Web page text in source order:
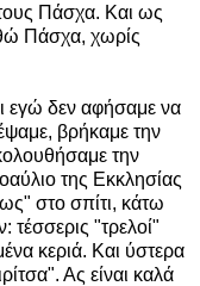
τους Πάσχα. Και ως
Πάσχα, χωρίς
εγώ δεν αφήσαμε να
βρήκαμε την
την
της Εκκλησίας
στο σπίτι, κάτω
"τρελοί"
κεριά. Και ύστερα
Ας είναι καλά